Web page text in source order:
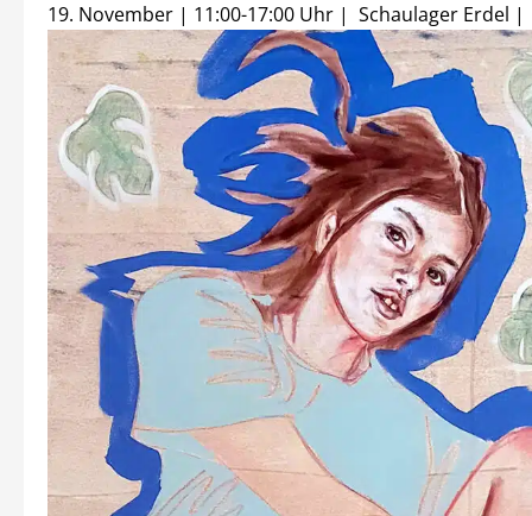
19. November | 11:00-17:00 Uhr | Schaulager Erdel |